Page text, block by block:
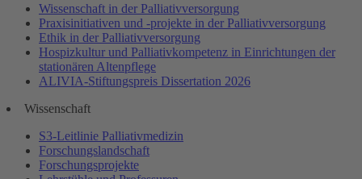
Wissenschaft in der Palliativversorgung
Praxisinitiativen und -projekte in der Palliativversorgung
Ethik in der Palliativversorgung
Hospizkultur und Palliativkompetenz in Einrichtungen der
stationären Altenpflege
ALIVIA-Stiftungspreis Dissertation 2026
Wissenschaft
S3-Leitlinie Palliativmedizin
Forschungslandschaft
Forschungsprojekte